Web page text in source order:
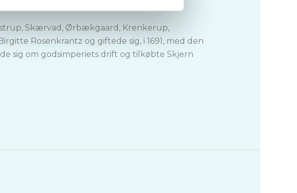
Skærvad, Ørbækgaard, Krenkerup,
Rosenkrantz og giftede sig, i 1691, med den
sig om godsimperiets drift og tilkøbte Skjern